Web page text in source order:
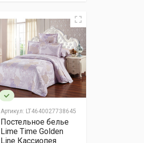
Артикул: LT4640027738645
Постельное белье
Lime Time Golden
Line Кассиопея